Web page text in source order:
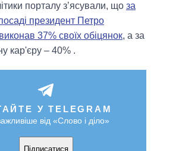
порталу з’ясували, що за
президент Петро
37% своїх обіцянок, а за
кар'єру – 40% .
У TELEGRAM
від «Слово і діло»
Підписатися